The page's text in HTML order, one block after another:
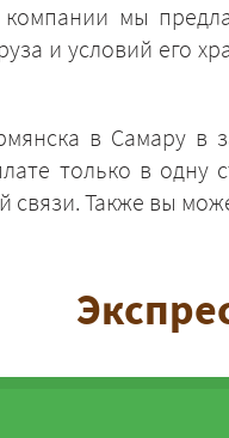
мы
и условий его
в Самару в
только в
связи. Также вы